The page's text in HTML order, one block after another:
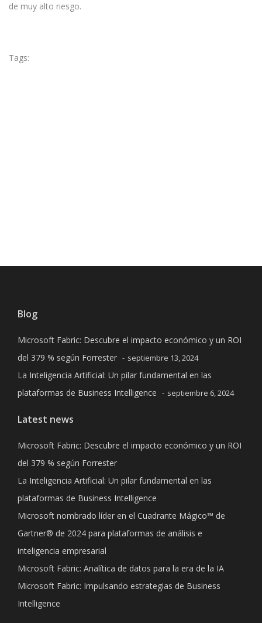
de muy alto riesgo.
Tags:
Blog
Microsoft Fabric: Descubre el impacto económico y un ROI
del 379 % según Forrester
septiembre 13, 2024
La Inteligencia Artificial: Un pilar fundamental en las
plataformas de Business Intelligence
septiembre 6, 2024
Latest news
Microsoft Fabric: Descubre el impacto económico y un ROI
del 379 % según Forrester
La Inteligencia Artificial: Un pilar fundamental en las
plataformas de Business Intelligence
Microsoft nombrado líder en el Cuadrante Mágico™ de
Gartner® de 2024 para plataformas de análisis e
inteligencia empresarial
Microsoft Fabric: Analítica de datos para la era de la IA
Microsoft Fabric: Impulsando estrategias de Business
Intelligence